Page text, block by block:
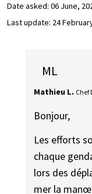
Date asked: 06 June,
Last update: 24
ML
Mathieu L. Chef
Bonjour,
Les efforts
chaque
lors des
mer la